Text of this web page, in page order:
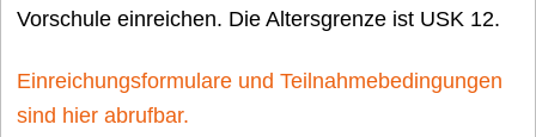
Vorschule einreichen. Die Altersgrenze ist USK 12.
Einreichungsformulare und Teilnahmebedingungen
sind hier abrufbar.